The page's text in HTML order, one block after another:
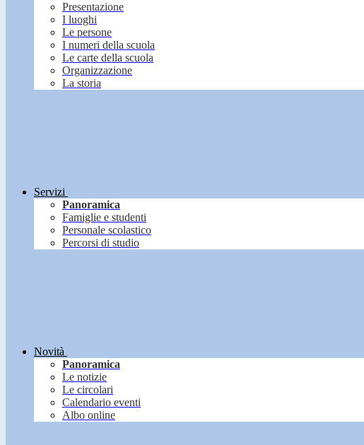
Presentazione
I luoghi
Le persone
I numeri della scuola
Le carte della scuola
Organizzazione
La storia
Servizi
Panoramica
Famiglie e studenti
Personale scolastico
Percorsi di studio
Novità
Panoramica
Le notizie
Le circolari
Calendario eventi
Albo online